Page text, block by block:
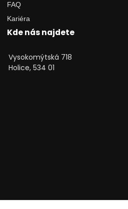
FAQ
Kariéra
Kde nás najdete
Vysokomýtská 718
Holice, 534 01